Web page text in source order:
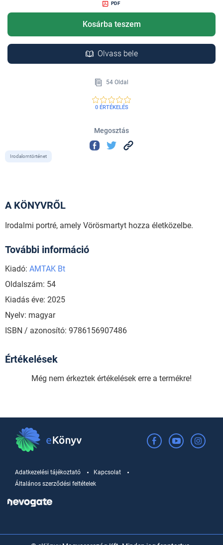
PDF
Kosárba teszem
Olvass bele
54 Oldal
0 ÉRTÉKELÉS
Megosztás
Irodalomtörténet
A KÖNYVRŐL
Irodalmi portré, amely Vörösmartyt hozza életközelbe.
További információ
Kiadó: AMTAK Bt
Oldalszám: 54
Kiadás éve: 2025
Nyelv: magyar
ISBN / azonosító: 9786156907486
Értékelések
Még nem érkeztek értékelések erre a termékre!
Adatkezelési tájékoztató
Kapcsolat
Általános szerződési feltételek